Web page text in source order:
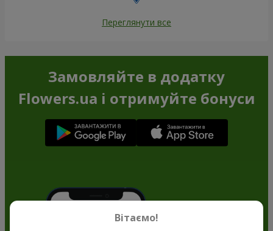
Переглянути все
Замовляйте в додатку
Flowers.ua і отримуйте бонуси
Вітаємо!